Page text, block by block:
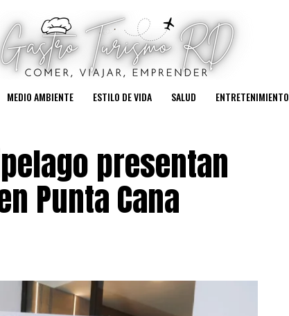
MEDIO AMBIENTE ESTILO DE VIDA SALUD ENTRETENIMIENTO
presentan
Punta Cana